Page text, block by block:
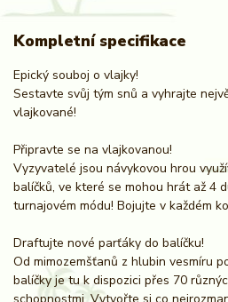
Kompletní specifikace
Epický souboj o vlajky!
Sestavte svůj tým snů a vyhrajte
vlajkované!
Připravte se na vlajkovanou!
Vyzyvatelé jsou návykovou hrou
balíčků, ve které se mohou hrát až 4
turnajovém módu! Bojujte v každém
Draftujte nové parťáky do balíčku!
Od mimozemšťanů z hlubin vesmíru
balíčky je tu k dispozici přes 70